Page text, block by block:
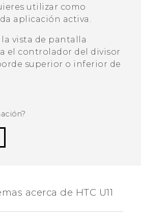
utilizar como
aplicación activa.
la vista de pantalla
el controlador del divisor
superior o inferior de
acerca de HTC U11